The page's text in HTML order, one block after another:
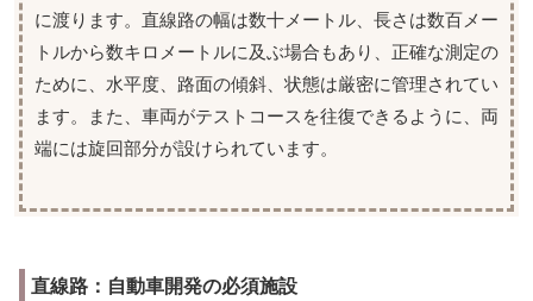
に渡ります。直線路の幅は数十メートル、長さは数百メー
トルから数キロメートルに及ぶ場合もあり、正確な測定の
ために、水平度、路面の傾斜、状態は厳密に管理されてい
ます。また、車両がテストコースを往復できるように、両
端には旋回部分が設けられています。
直線路：自動車開発の必須施設